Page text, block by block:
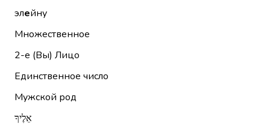
элейну
Множественное
2-е (Вы) Лицо
Единственное число
Мужской род
אֵלֶיךָ